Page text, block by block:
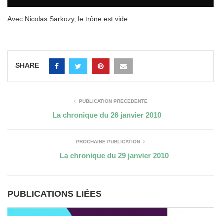
Avec Nicolas Sarkozy, le trône est vide
SHARE
PUBLICATION PRÉCÉDENTE
La chronique du 26 janvier 2010
PROCHAINE PUBLICATION
La chronique du 29 janvier 2010
PUBLICATIONS LIÉES